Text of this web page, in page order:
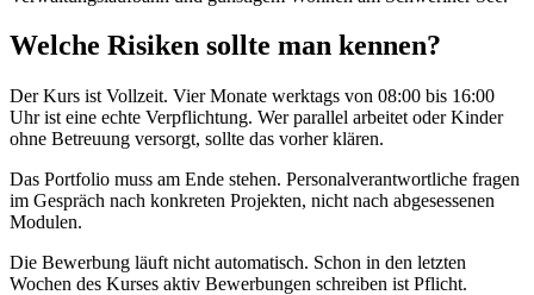
Welche Risiken sollte man kennen?
Der Kurs ist Vollzeit. Vier Monate werktags von 08:00 bis 16:00
Uhr ist eine echte Verpflichtung. Wer parallel arbeitet oder Kinder
ohne Betreuung versorgt, sollte das vorher klären.
Das Portfolio muss am Ende stehen. Personalverantwortliche fragen
im Gespräch nach konkreten Projekten, nicht nach abgesessenen
Modulen.
Die Bewerbung läuft nicht automatisch. Schon in den letzten
Wochen des Kurses aktiv Bewerbungen schreiben ist Pflicht.